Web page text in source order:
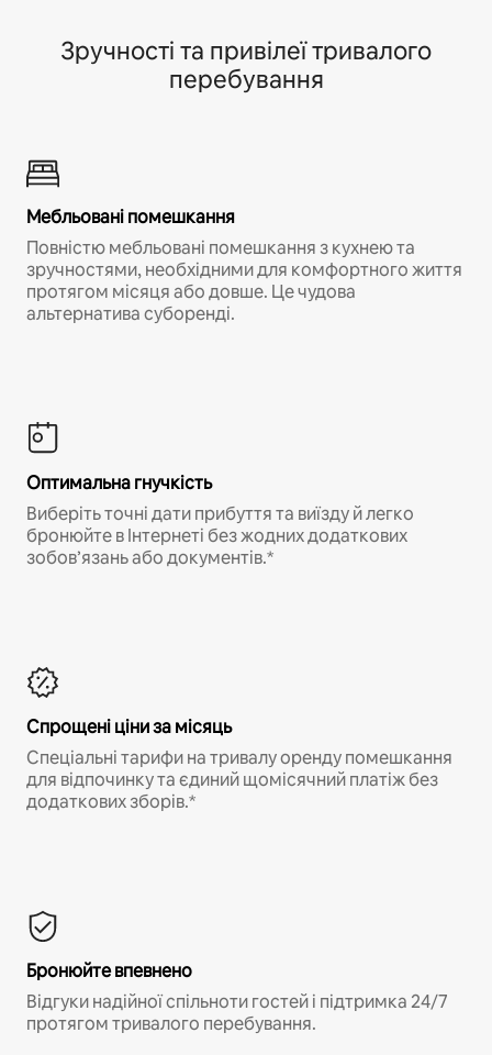
Зручності та привілеї тривалого
перебування
Мебльовані помешкання
Повністю мебльовані помешкання з кухнею та
зручностями, необхідними для комфортного життя
протягом місяця або довше. Це чудова
альтернатива суборенді.
Оптимальна гнучкість
Виберіть точні дати прибуття та виїзду й легко
бронюйте в Інтернеті без жодних додаткових
зобов’язань або документів.*
Спрощені ціни за місяць
Спеціальні тарифи на тривалу оренду помешкання
для відпочинку та єдиний щомісячний платіж без
додаткових зборів.*
Бронюйте впевнено
Відгуки надійної спільноти гостей і підтримка 24/7
протягом тривалого перебування.